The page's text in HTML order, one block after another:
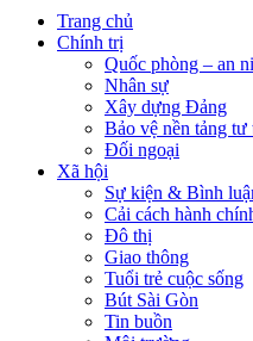
Trang chủ
Chính trị
Quốc phòng – an
Nhân sự
Xây dựng Đảng
Bảo vệ nền tảng
Đối ngoại
Xã hội
Sự kiện & Bình
Cải cách hành
Đô thị
Giao thông
Tuổi trẻ cuộc sống
Bút Sài Gòn
Tin buồn